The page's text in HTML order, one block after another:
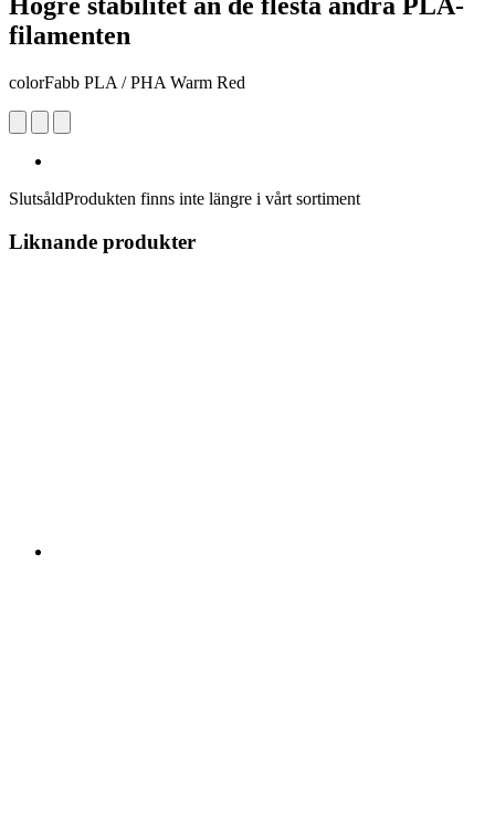
filamenten
colorFabb PLA / PHA Warm Red
SlutsåldProdukten finns inte längre i vårt sortiment
Liknande produkter